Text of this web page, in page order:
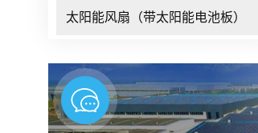
太阳能风扇（带太阳能电池板）